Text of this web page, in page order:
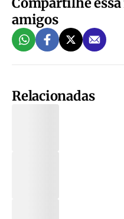
amigos
Relacionadas